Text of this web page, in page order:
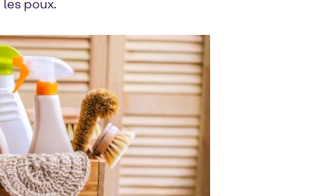
poux.